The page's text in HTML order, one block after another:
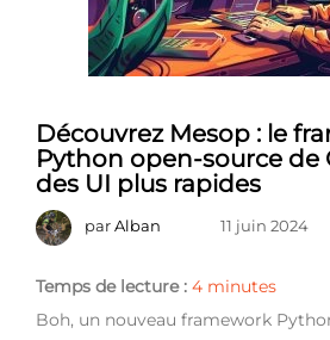
Découvrez Mesop : le
Python open-source de
des UI plus rapides
parAlban 11 juin 2024
Temps de lecture : 4 minutes
Boh, un nouveau framework